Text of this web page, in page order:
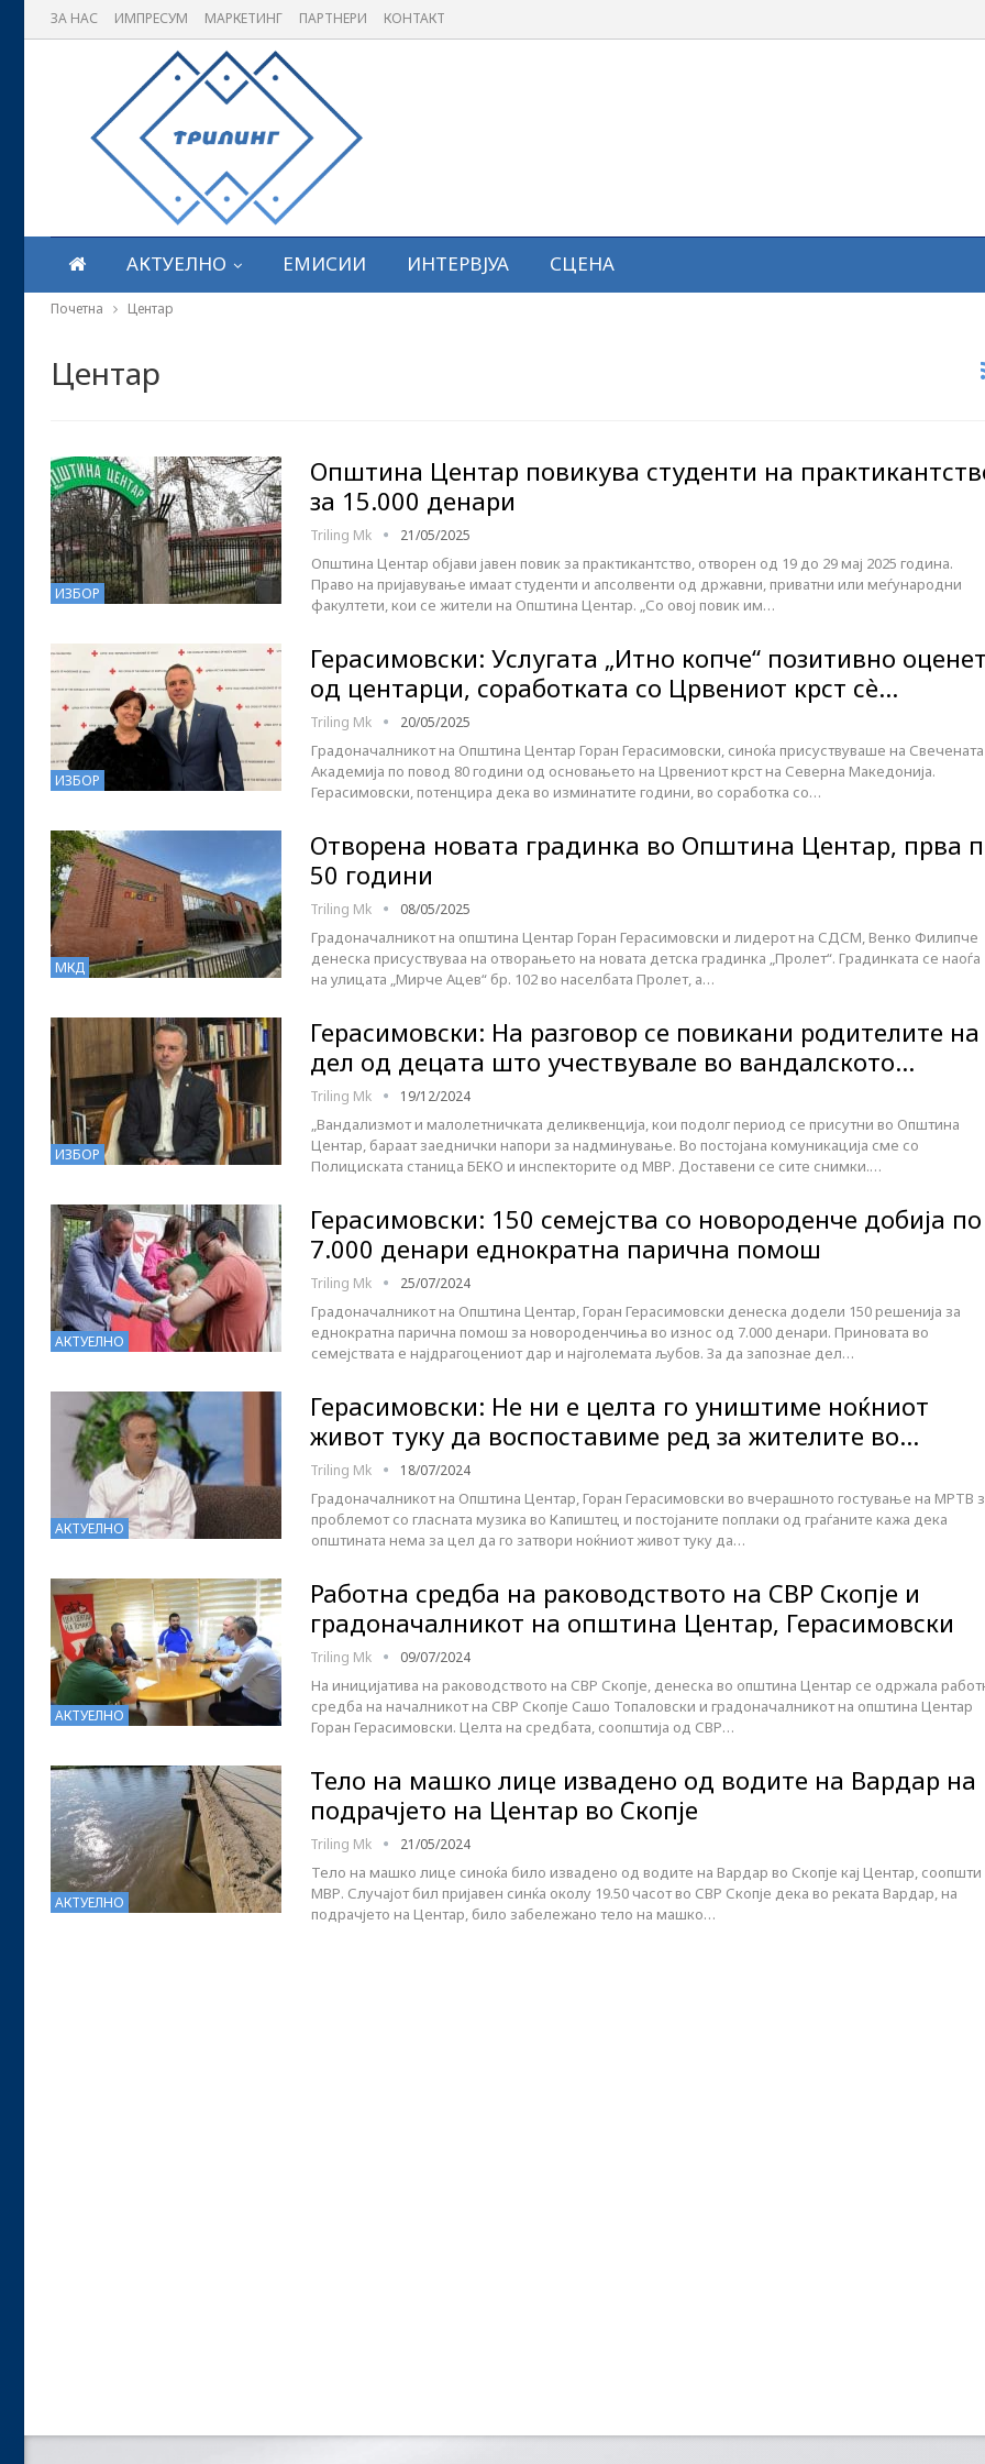
ЗА НАС ИМПРЕСУМ МАРКЕТИНГ ПАРТНЕРИ КОНТАКТ
АКТУЕЛНО ЕМИСИИ ИНТЕРВЈУА СЦЕНА
Почетна Центар
Центар
ИЗБОР
Општина Центар повикува студенти на
за 15.000 денари
Triling Mk 21/05/2025
Општина Центар објави јавен повик за практикантство, отворен од 19 до 29 мај 2025 година.
Право на пријавување имаат студенти и апсолвенти од државни, приватни или меѓународни
факултети, кои се жители на Општина Центар. „Со овој повик им…
ИЗБОР
Герасимовски: Услугата „Итно копче“ позитивно
од центарци, соработката со Црвениот крст сѐ…
Triling Mk 20/05/2025
Градоначалникот на Општина Центар Горан Герасимовски, синоќа присуствуваше на Свечената
Академија по повод 80 години од основањето на Црвениот крст на Северна Македонија.
Герасимовски, потенцира дека во изминатите години, во соработка со…
МКД
Отворена новата градинка во Општина Центар, прва
50 години
Triling Mk 08/05/2025
Градоначалникот на општина Центар Горан Герасимовски и лидерот на СДСМ, Венко Филипче
денеска присуствуваа на отворањето на новата детска градинка „Пролет“. Градинката се наоѓа
на улицата „Мирче Ацев“ бр. 102 во населбата Пролет, а…
ИЗБОР
Герасимовски: На разговор се повикани родителите на
дел од децата што учествувале во вандалското…
Triling Mk 19/12/2024
„Вандализмот и малолетничката деликвенција, кои подолг период се присутни во Општина
Центар, бараат заеднички напори за надминување. Во постојана комуникација сме со
Полициската станица БЕКО и инспекторите од МВР. Доставени се сите снимки.…
АКТУЕЛНО
Герасимовски: 150 семејства со новороденче добија по
7.000 денари еднократна парична помош
Triling Mk 25/07/2024
Градоначалникот на Општина Центар, Горан Герасимовски денеска додели 150 решенија за
еднократна парична помош за новороденчиња во износ од 7.000 денари. Приновата во
семејствата е најдрагоцениот дар и најголемата љубов. За да запознае дел…
АКТУЕЛНО
Герасимовски: Не ни е целта го уништиме ноќниот
живот туку да воспоставиме ред за жителите во…
Triling Mk 18/07/2024
Градоначалникот на Општина Центар, Горан Герасимовски во вчерашното гостување на МРТВ
проблемот со гласната музика во Капиштец и постојаните поплаки од граѓаните кажа дека
општината нема за цел да го затвори ноќниот живот туку да…
АКТУЕЛНО
Работна средба на раководството на СВР Скопје и
градоначалникот на општина Центар, Герасимовски
Triling Mk 09/07/2024
На иницијатива на раководството на СВР Скопје, денеска во општина Центар се одржала
средба на началникот на СВР Скопје Сашо Топаловски и градоначалникот на општина Центар
Горан Герасимовски. Целта на средбата, соопштија од СВР…
АКТУЕЛНО
Тело на машко лице извадено од водите на Вардар на
подрачјето на Центар во Скопје
Triling Mk 21/05/2024
Тело на машко лице синоќа било извадено од водите на Вардар во Скопје кај Центар, соопшти
МВР. Случајот бил пријавен синќа околу 19.50 часот во СВР Скопје дека во реката Вардар, на
подрачјето на Центар, било забележано тело на машко…